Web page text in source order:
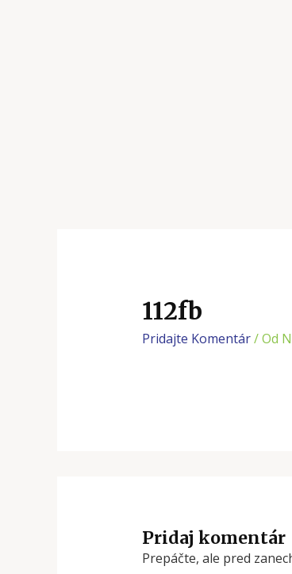
112fb
Pridajte Komentár/ Od
Pridaj komentár
Prepáčte, ale pred